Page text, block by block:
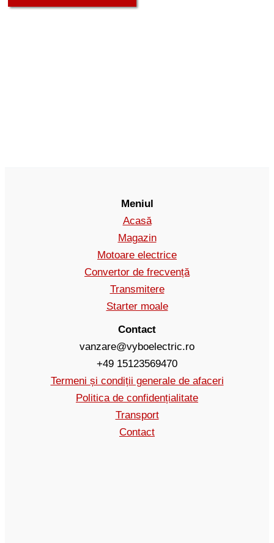
Meniul
Acasă
Magazin
Motoare electrice
Convertor de frecvență
Transmitere
Starter moale
Contact
vanzare@vyboelectric.ro
+49 15123569470
Termeni și condiții generale de afaceri
Politica de confidențialitate
Transport
Contact